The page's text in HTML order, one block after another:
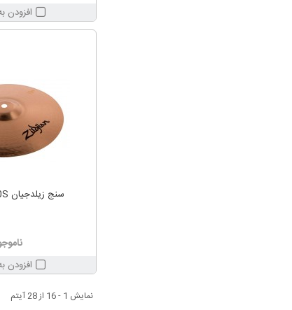
افزودن
سنج زیلدجیان Zildjian S10S
افزودن
نمایش 1 - 16 از 28 آیتم